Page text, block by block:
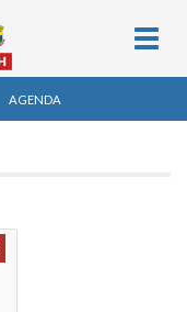
AGENDA